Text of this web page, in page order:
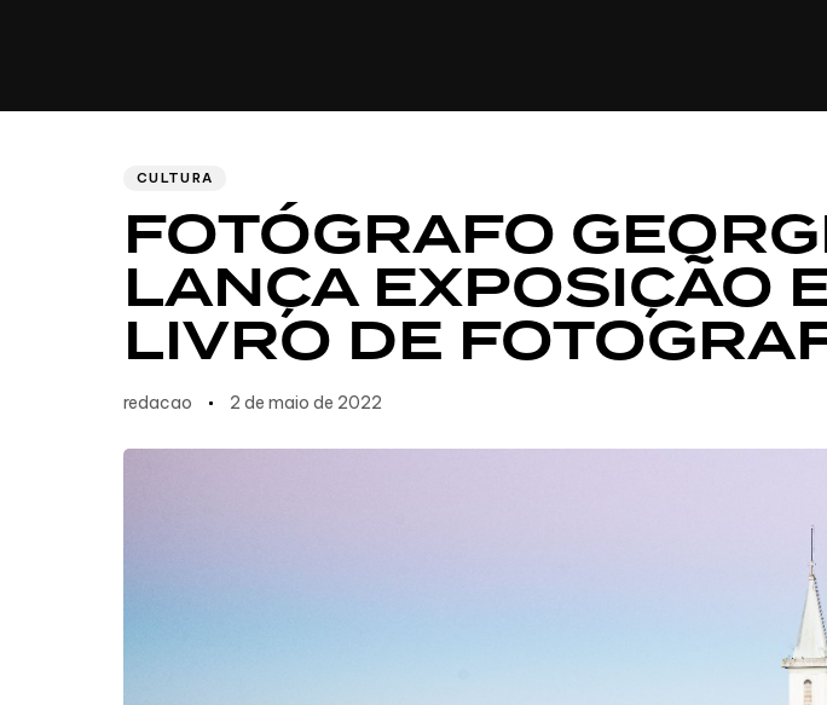
CULTURA
FOTÓGRAFO
LANÇA EXPOSIÇÃO
LIVRO DE
redacao 2 de maio de 2022